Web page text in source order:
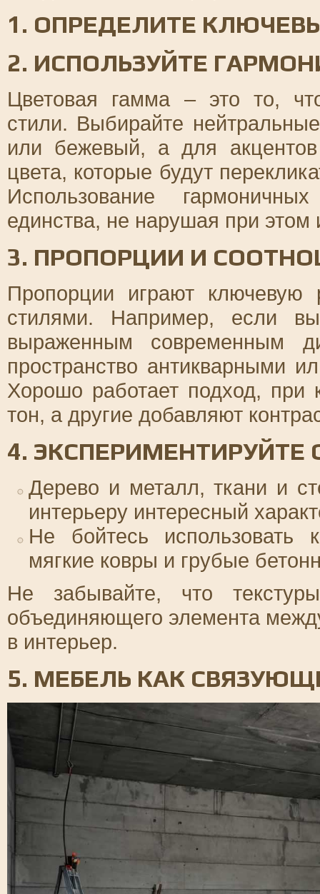
1. ОПРЕДЕЛИТЕ
2. ИСПОЛЬЗУЙТЕ
Цветовая гамма – это то,
стили. Выбирайте
или бежевый, а для
цвета, которые будут
Использование
единства, не нарушая при этом
3. ПРОПОРЦИИ И
Пропорции играют
стилями. Например, если
выраженным современным
пространство антикварными
Хорошо работает подход, при
тон, а другие добавляют
4. ЭКСПЕРИМЕНТИРУЙТЕ
Дерево и металл, ткани и
интерьеру интересный
Не бойтесь использовать
мягкие ковры и грубые
Не забывайте, что
объединяющего элемента
в интерьер.
5. МЕБЕЛЬ КАК